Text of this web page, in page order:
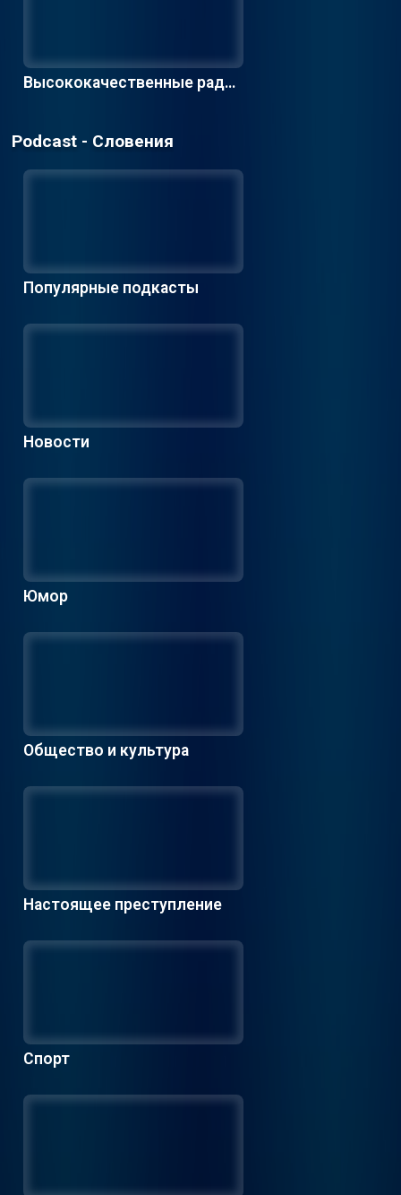
Высококачественные радио
Podcast - Словения
Популярные подкасты
Новости
Юмор
Общество и культура
Настоящее преступление
Спорт